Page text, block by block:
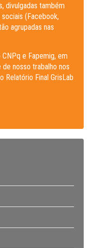
divulgadas também
(Facebook,
agrupadas nas
e Fapemig, em
nosso trabalho nos
Relatório Final GrisLab